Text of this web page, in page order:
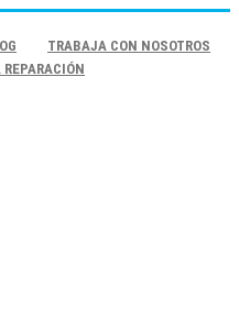
TRABAJA CON NOSOTROS